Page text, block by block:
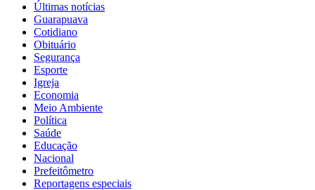
Últimas notícias
Guarapuava
Cotidiano
Obituário
Segurança
Esporte
Igreja
Economia
Meio Ambiente
Política
Saúde
Educação
Nacional
Prefeitômetro
Reportagens especiais